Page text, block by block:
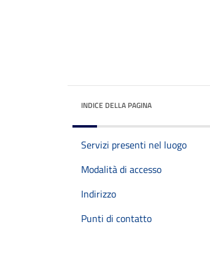
INDICE DELLA PAGINA
Servizi presenti nel luogo
Modalità di accesso
Indirizzo
Punti di contatto